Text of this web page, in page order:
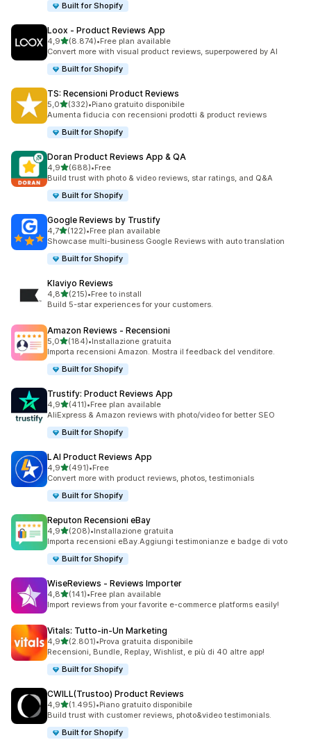
Built for Shopify
Loox ‑ Product Reviews App
4,9stelle su 5
(8.874)
8874 recensioni totali
•Free plan available
Convert more with visual product reviews, superpowered by AI
Built for Shopify
TS: Recensioni Product Reviews
5,0stelle su 5
(332)
332 recensioni totali
•Piano gratuito disponibile
Aumenta fiducia con recensioni prodotti & product reviews
Built for Shopify
Doran Product Reviews App & QA
4,9stelle su 5
(688)
688 recensioni totali
•Free
Build trust with photo & video reviews, star ratings, and Q&A
Built for Shopify
Google Reviews by Trustify
4,7stelle su 5
(122)
122 recensioni totali
•Free plan available
Showcase multi-business Google Reviews with auto translation
Built for Shopify
Klaviyo Reviews
4,8stelle su 5
(215)
215 recensioni totali
•Free to install
Build 5-star experiences for your customers.
Amazon Reviews ‑ Recensioni
5,0stelle su 5
(184)
184 recensioni totali
•Installazione gratuita
Importa recensioni Amazon. Mostra il feedback del venditore.
Built for Shopify
Trustify: Product Reviews App
4,9stelle su 5
(411)
411 recensioni totali
•Free plan available
AliExpress & Amazon reviews with photo/video for better SEO
Built for Shopify
LAI Product Reviews App
4,9stelle su 5
(491)
491 recensioni totali
•Free
Convert more with product reviews, photos, testimonials
Built for Shopify
Reputon Recensioni eBay
4,9stelle su 5
(208)
208 recensioni totali
•Installazione gratuita
Importa recensioni eBay.Aggiungi testimonianze e badge di voto
Built for Shopify
WiseReviews ‑ Reviews Importer
4,8stelle su 5
(141)
141 recensioni totali
•Free plan available
Import reviews from your favorite e-commerce platforms easily!
Vitals: Tutto‑in‑Un Marketing
4,9stelle su 5
(2.801)
2801 recensioni totali
•Prova gratuita disponibile
Recensioni, Bundle, Replay, Wishlist, e più di 40 altre app!
Built for Shopify
CWILL(Trustoo) Product Reviews
4,9stelle su 5
(1.495)
1495 recensioni totali
•Piano gratuito disponibile
Build trust with customer reviews, photo&video testimonials.
Built for Shopify